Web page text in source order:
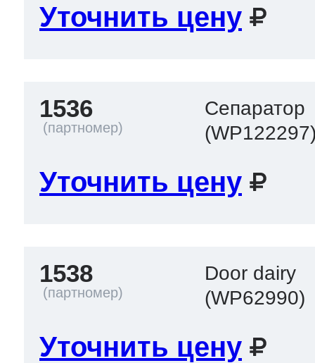
Уточнить цену
1536
Сепаратор
Уточнить цену
1538
Door dairy
(WP62990)
Уточнить цену